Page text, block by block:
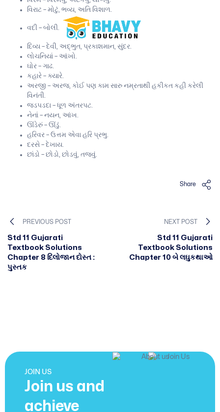
વિરાટ – મોટું, ભવ્ય, અતિ વિશાળ.
વદી – બોલી.
દિવ્ય – દેવી, અદ્ભુત, પ્રકાશમાન, સુંદર.
લોચનિયાં – આંખો.
ઘોર – ગાઢ.
કહારે – ક્યારે.
અરજી – અરજ, કોઈ પણ કામ સારુ નમ્રતાથી હકીકત કહી કરેલી
વિનંતી.
જડપડદા – ધૂળ અંતરપટ.
નેનાં – નયન, આંખ.
ઊંડેરું – ઊંડું.
હરિવર – ઉત્તમ એવા હરિ પ્રભુ.
દરસે – દેખાય.
છાંડો – છોડો, છોડવું, તજવું.
Share
PREVIOUS POST
Std 11 Gujarati
Textbook Solutions
Chapter 8 દિલોજાન દોસ્ત :
પુસ્તક
NEXT POST
Std 11 Gujarati
Textbook Solutions
Chapter 10 બે લઘુકથાઓ
JOIN US
Join us and
achieve